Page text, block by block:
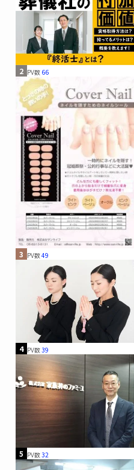
2 PV数 66
3 PV数49
4 PV数39
5 PV数32